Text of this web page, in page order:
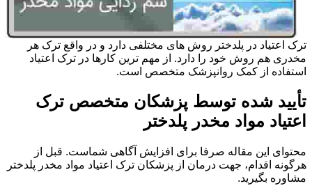
ترک اعتیاد در پلدختر روش های مختلفی دارد و در واقع ترک هر
مخدری هم روش خود را دارد. از مهم ترین کارها در ترک اعتیاد
استفاده از کمک روانپزشک متخصص است.
تأیید شده توسط پزشکان متخصص ترک
اعتیاد مواد مخدر پلدختر
محتوای این مقاله صرفا برای افزایش آگاهی شماست. قبل از
هرگونه اقدام، جهت درمان از پزشکان ترک اعتیاد مواد مخدر پلدختر
مشاوره بگیرید.